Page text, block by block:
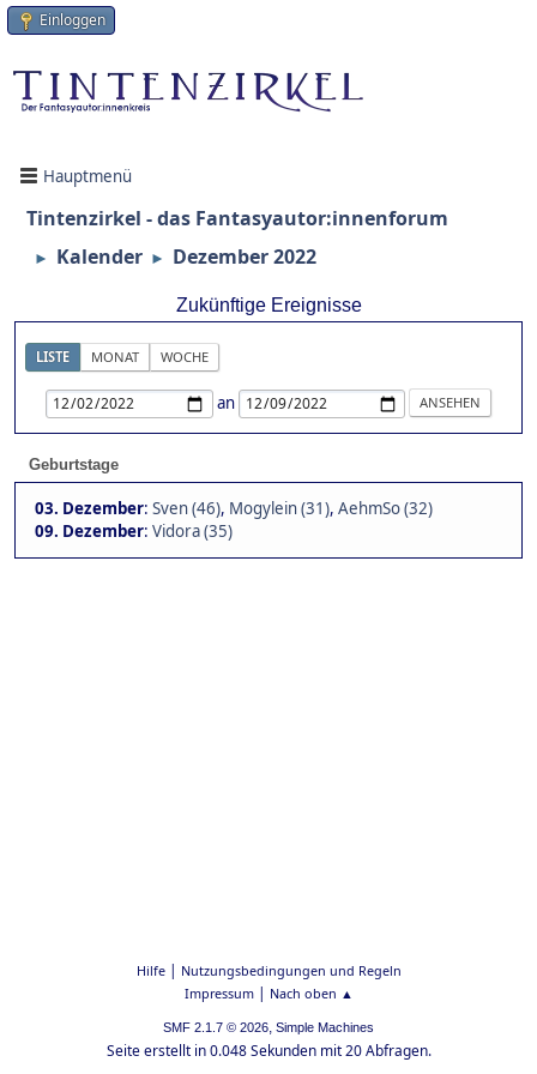
Einloggen
Hauptmenü
Tintenzirkel - das Fantasyautor:innenforum
► Kalender ► Dezember 2022
Zukünftige Ereignisse
LISTE MONAT WOCHE
an
Geburtstage
03. Dezember: Sven (46), Mogylein (31), AehmSo (32)
09. Dezember: Vidora (35)
Hilfe| Nutzungsbedingungen und Regeln
Impressum| Nach oben ▲
SMF 2.1.7 © 2026, Simple Machines
Seite erstellt in 0.048 Sekunden mit 20 Abfragen.